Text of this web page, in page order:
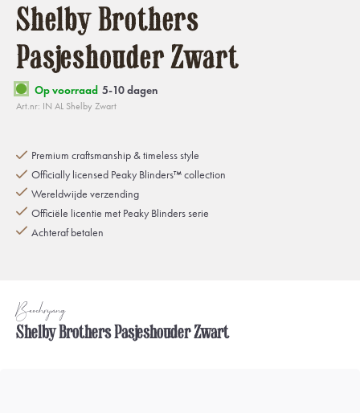
Shelby Brothers
Pasjeshouder Zwart
Op voorraad 5-10 dagen
Art.nr: IN AL Shelby Zwart
Premium craftsmanship & timeless style
Officially licensed Peaky Blinders™ collection
Wereldwijde verzending
Officiële licentie met Peaky Blinders serie
Achteraf betalen
Beschrijving
Shelby Brothers Pasjeshouder Zwart